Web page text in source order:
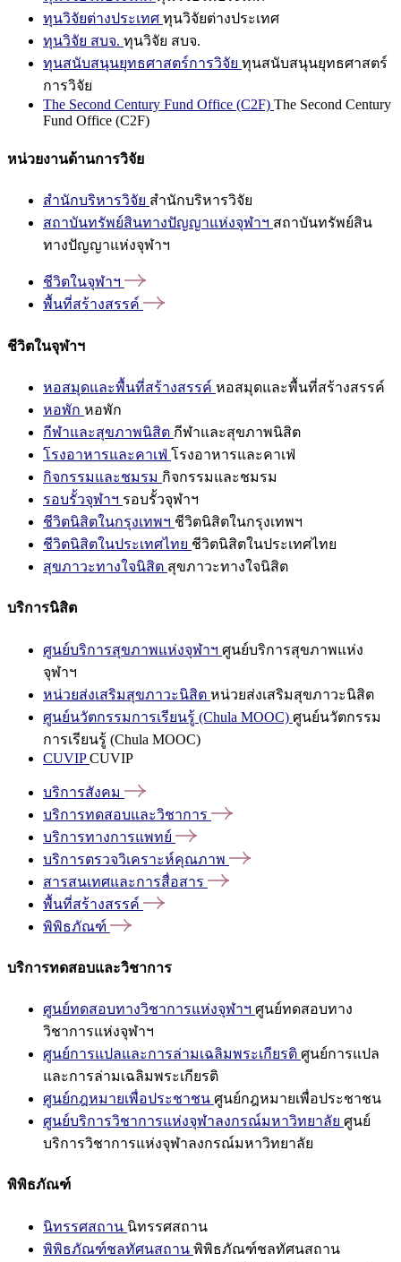
ทุนวิจัยต่างประเทศ ทุนวิจัยต่างประเทศ
ทุนวิจัย สบจ. ทุนวิจัย สบจ.
ทุนสนับสนุนยุทธศาสตร์การวิจัย ทุนสนับสนุนยุทธศาสตร์
การวิจัย
The Second Century Fund Office (C2F) The Second Century
Fund Office (C2F)
หน่วยงานด้านการวิจัย
สำนักบริหารวิจัย สำนักบริหารวิจัย
สถาบันทรัพย์สินทางปัญญาแห่งจุฬาฯ สถาบันทรัพย์สิน
ทางปัญญาแห่งจุฬาฯ
ชีวิตในจุฬาฯ
พื้นที่สร้างสรรค์
ชีวิตในจุฬาฯ
หอสมุดและพื้นที่สร้างสรรค์ หอสมุดและพื้นที่สร้างสรรค์
หอพัก หอพัก
กีฬาและสุขภาพนิสิต กีฬาและสุขภาพนิสิต
โรงอาหารและคาเฟ่ โรงอาหารและคาเฟ่
กิจกรรมและชมรม กิจกรรมและชมรม
รอบรั้วจุฬาฯ รอบรั้วจุฬาฯ
ชีวิตนิสิตในกรุงเทพฯ ชีวิตนิสิตในกรุงเทพฯ
ชีวิตนิสิตในประเทศไทย ชีวิตนิสิตในประเทศไทย
สุขภาวะทางใจนิสิต สุขภาวะทางใจนิสิต
บริการนิสิต
ศูนย์บริการสุขภาพแห่งจุฬาฯ ศูนย์บริการสุขภาพแห่ง
จุฬาฯ
หน่วยส่งเสริมสุขภาวะนิสิต หน่วยส่งเสริมสุขภาวะนิสิต
ศูนย์นวัตกรรมการเรียนรู้ (Chula MOOC) ศูนย์นวัตกรรม
การเรียนรู้ (Chula MOOC)
CUVIPCUVIP
บริการสังคม
บริการทดสอบและวิชาการ
บริการทางการแพทย์
บริการตรวจวิเคราะห์คุณภาพ
สารสนเทศและการสื่อสาร
พื้นที่สร้างสรรค์
พิพิธภัณฑ์
บริการทดสอบและวิชาการ
ศูนย์ทดสอบทางวิชาการแห่งจุฬาฯ ศูนย์ทดสอบทาง
วิชาการแห่งจุฬาฯ
ศูนย์การแปลและการล่ามเฉลิมพระเกียรติ ศูนย์การแปล
และการล่ามเฉลิมพระเกียรติ
ศูนย์กฎหมายเพื่อประชาชน ศูนย์กฎหมายเพื่อประชาชน
ศูนย์บริการวิชาการแห่งจุฬาลงกรณ์มหาวิทยาลัย ศูนย์
บริการวิชาการแห่งจุฬาลงกรณ์มหาวิทยาลัย
พิพิธภัณฑ์
นิทรรศสถาน นิทรรศสถาน
พิพิธภัณฑ์ชลทัศนสถาน พิพิธภัณฑ์ชลทัศนสถาน